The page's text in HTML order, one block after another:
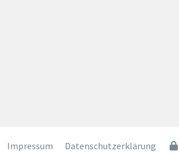
Impressum Datenschutzerklärung